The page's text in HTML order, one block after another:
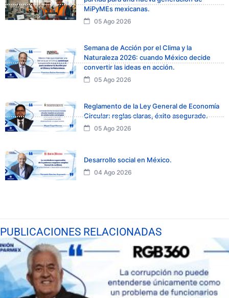
MiPyMEs mexicanas.
05 Ago 2026
Semana de Acción por el Clima y la
Naturaleza 2026: cuando México decide
convertir las ideas en acción.
05 Ago 2026
Reglamento de la Ley General de Economía
Circular: reglas claras, éxito asegurado.
05 Ago 2026
Desarrollo social en México.
04 Ago 2026
PUBLICACIONES RELACIONADAS